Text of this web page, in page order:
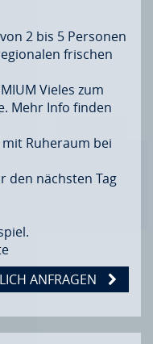
2 bis 5 Personen
frischen
Vieles zum
Mehr Info finden
Ruheraum bei
den nächsten Tag
ANFRAGEN